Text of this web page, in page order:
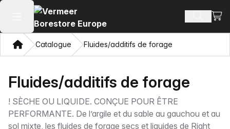
Ouvrir le menu principal
Voir
Domicile
Catalogue Fluides/additifs de forage
Fluides/additifs de forage
! SÈCHE OU LIQUIDE. CONÇUE POUR ÊTRE
PERFORMANTE. De l’argile et du sable au gauchou et au
sol mixte, les fluides de forage secs et liquides de Right